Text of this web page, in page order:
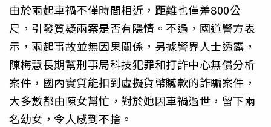
由於兩起車禍不僅時間相近，距離也僅差800公
尺，引發質疑兩案是否有隱情。不過，國道警方表
示，兩起事故並無因果關係，另據警界人士透露，
陳梅慧長期幫刑事局科技犯罪和打詐中心無償分析
案件，國內實質能扣到虛擬貨幣贓款的詐騙案件，
大多數都由陳女幫忙，對於她因車禍過世，留下兩
名幼女，令人感到不捨。